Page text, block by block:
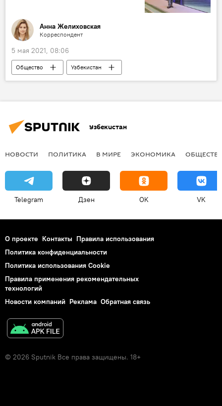
Анна Желиховская
Корреспондент
5 мая 2021, 08:06
Общество
Узбекистан
документальный фильм
СМИ
Узбекистан
НОВОСТИ ПОЛИТИКА В МИРЕ ЭКОНОМИКА
Telegram Дзен OK VK
О проекте Контакты Правила использования
Политика конфиденциальности
Политика использования Cookie
Правила применения рекомендательных
технологий
Новости компаний Реклама Обратная связь
© 2026 Sputnik Все права защищены. 18+